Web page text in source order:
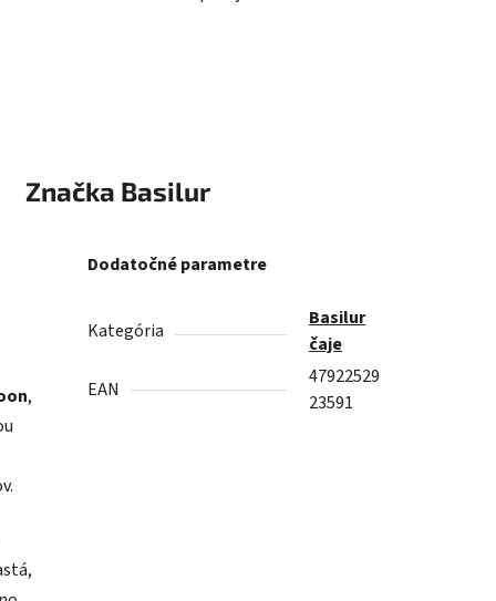
Značka Basilur
,
Dodatočné parametre
Kategória
Basilur
čaje
EAN
47922529
23591